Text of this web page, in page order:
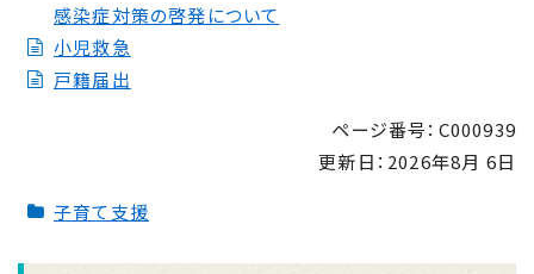
感染症対策の啓発について
小児救急
戸籍届出
ページ番号：C000939
更新日： 2026年8月 6日
子育て支援